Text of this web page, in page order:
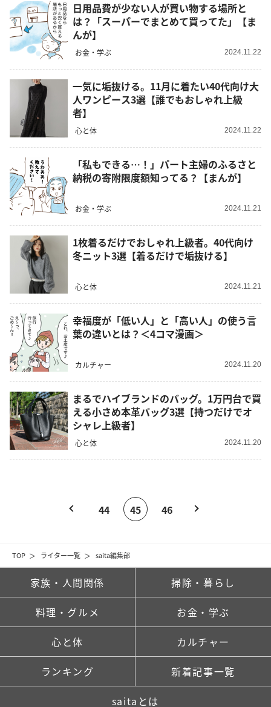
TOP ライター一覧 saita編集部
日用品費が少ない人が買い物する場所と
は？「スーパーでまとめて買ってた」【ま
んが】
お金・学ぶ 2024.11.22
一気に垢抜ける。11月に着たい40代向け大
人ワンピース3選【誰でもおしゃれ上級
者】
心と体 2024.11.22
「私もできる…！」パート主婦のふるさと
納税の寄附限度額知ってる？【まんが】
お金・学ぶ 2024.11.21
1枚着るだけでおしゃれ上級者。40代向け
冬ニット3選【着るだけで垢抜ける】
心と体 2024.11.21
幸福度が「低い人」と「高い人」の使う言
葉の違いとは？＜4コマ漫画＞
カルチャー 2024.11.20
まるでハイブランドのバッグ。1万円台で買
える小さめ本革バッグ3選【持つだけでオ
シャレ上級者】
心と体 2024.11.20
44 45 46
家族・人間関係 掃除・暮らし
料理・グルメ お金・学ぶ
心と体 カルチャー
ランキング 新着記事一覧
saitaとは